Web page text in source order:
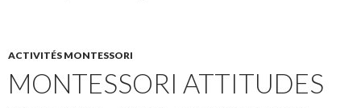
ACTIVITÉS MONTESSORI
MONTESSORI ATTITUDES